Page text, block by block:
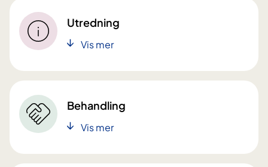
Utredning
Vis mer
Behandling
Vis mer